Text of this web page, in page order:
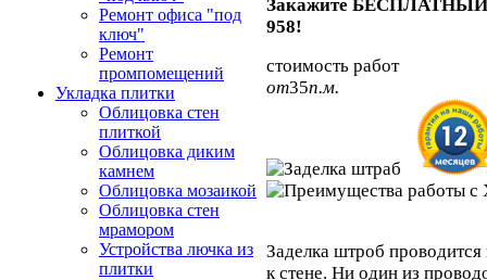
Ремонт офиса "под
ключ"
Ремонт
промпомещений
Укладка плитки
Облицовка стен
плиткой
Облицовка диким
камнем
Облицовка мозаикой
Облицовка стен
мрамором
Устройства лючка из
плитки
Закажите БЕСПЛАТНЫЙ
958!
стоимость работ
от35п.м.
Заделка штроб
к стене. Ни один из